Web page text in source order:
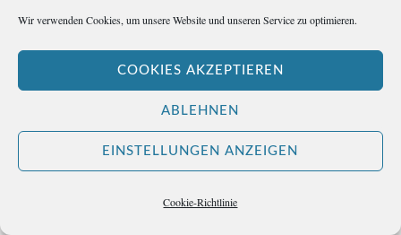
Wir verwenden Cookies, um unsere Website und unseren Service zu optimieren.
COOKIES AKZEPTIEREN
ABLEHNEN
EINSTELLUNGEN ANZEIGEN
Cookie-Richtlinie
Mario Vargas Llosa: Ein ziemlich verspäteter
Nobelpreis
Ernest Hemingway besucht San Gaetano und ist
glücklich